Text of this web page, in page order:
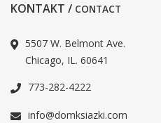
KONTAKT / CONTACT
5507 W. Belmont Ave.
Chicago, IL. 60641
773-282-4222
info@domksiazki.com